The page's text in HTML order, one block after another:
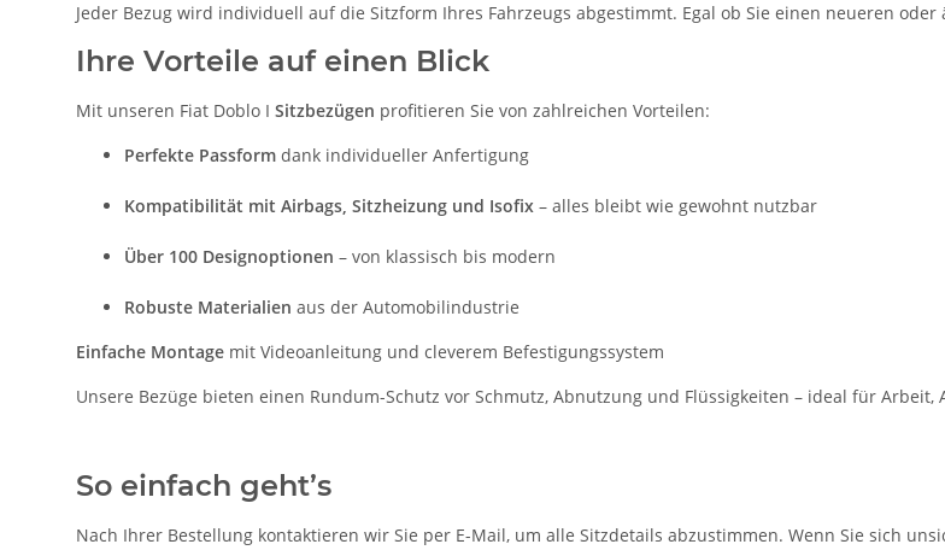
Jeder Bezug wird individuell auf die Sitzform Ihres Fahrzeugs abgestimmt. Egal ob Sie einen neueren
Ihre Vorteile auf einen Blick
Mit unseren Fiat Doblo I Sitzbezügen profitieren Sie von zahlreichen Vorteilen:
Perfekte Passform dank individueller Anfertigung
Kompatibilität mit Airbags, Sitzheizung und Isofix – alles bleibt wie gewohnt nutzbar
Über 100 Designoptionen – von klassisch bis modern
Robuste Materialien aus der Automobilindustrie
Einfache Montage mit Videoanleitung und cleverem Befestigungssystem
Unsere Bezüge bieten einen Rundum-Schutz vor Schmutz, Abnutzung und Flüssigkeiten – ideal für
So einfach geht’s
Nach Ihrer Bestellung kontaktieren wir Sie per E-Mail, um alle Sitzdetails abzustimmen. Wenn Sie sich